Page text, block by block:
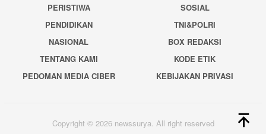
PERISTIWA
SOSIAL
PENDIDIKAN
TNI&POLRI
NASIONAL
BOX REDAKSI
TENTANG KAMI
KODE ETIK
PEDOMAN MEDIA CIBER
KEBIJAKAN PRIVASI
Copyright © 2026 newssurya. All right reserved